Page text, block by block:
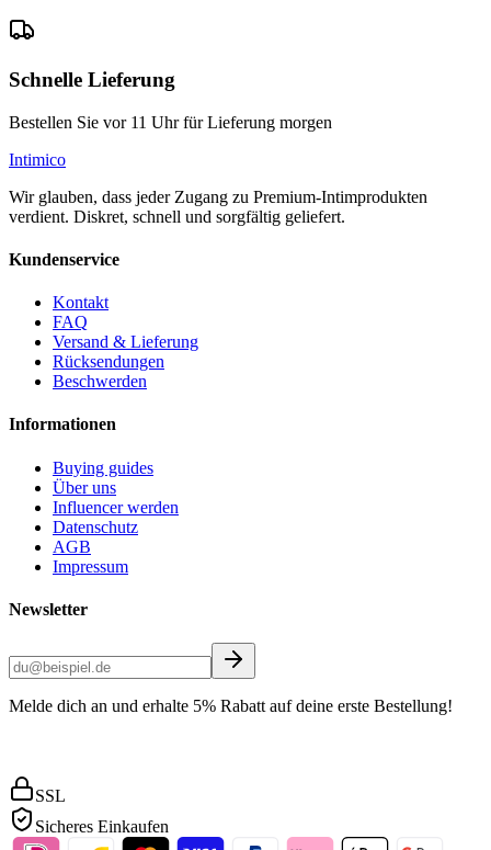
Schnelle Lieferung
Bestellen Sie vor 11 Uhr für Lieferung morgen
Intimico
Wir glauben, dass jeder Zugang zu Premium-Intimprodukten
verdient. Diskret, schnell und sorgfältig geliefert.
Kundenservice
Kontakt
FAQ
Versand & Lieferung
Rücksendungen
Beschwerden
Informationen
Buying guides
Über uns
Influencer werden
Datenschutz
AGB
Impressum
Newsletter
Melde dich an und erhalte 5% Rabatt auf deine erste Bestellung!
SSL
Sicheres Einkaufen